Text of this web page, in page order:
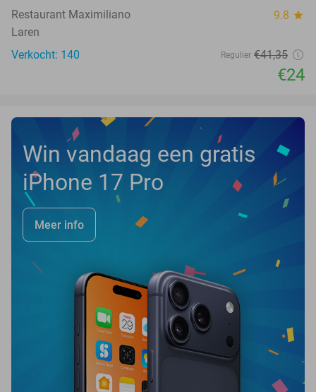
Restaurant Maximiliano 9.8 star
Laren
Verkocht: 140
Regulier €41,35
€24
Win vandaag een gratis
iPhone 17 Pro
Meer info